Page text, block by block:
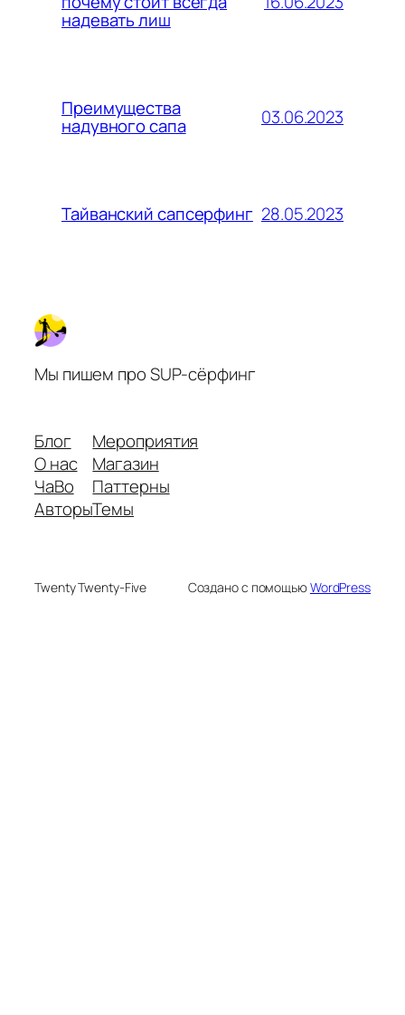
надевать лиш
Преимущества
надувного сапа 03.06.2023
Тайванский сапсерфинг 28.05.2023
Мы пишем про SUP-сёрфинг
Блог
О нас
ЧаВо
Авторы
Мероприятия
Магазин
Паттерны
Темы
Twenty Twenty-Five Создано с помощьюWordPress